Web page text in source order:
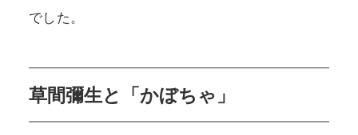
でした。
草間彌生と「かぼちゃ」